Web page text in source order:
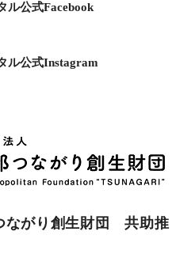
ル公式Facebook
ル公式Instagram
ながり創生財団 共助推